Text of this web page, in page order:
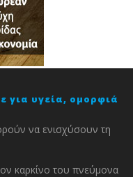
για υγεία, ομορφιά
να ενισχύσουν τη
καρκίνο του πνεύμονα